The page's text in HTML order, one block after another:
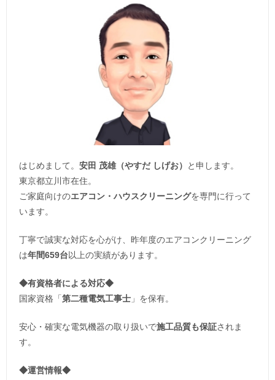
はじめまして。 安田 茂雄（やすだ しげお）
と申します。
東京都立川市在住。
ご家庭向けのエアコン・ハウスクリーニングを専門に行って
います。
丁寧で誠実な対応を心がけ、昨年度のエアコンクリーニング
は年間659台以上の実績があります。
◆有資格者による対応◆
国家資格「 第二種電気工事士 」を保有。
安心・確実な電気機器の取り扱いで施工品質も保証されま
す。
◆運営情報◆